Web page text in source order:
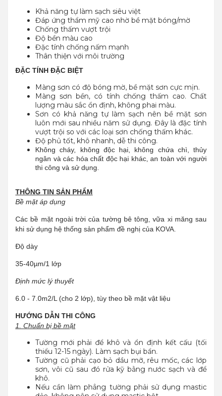
Khả năng tự làm sạch siêu việt
Đáp ứng thẩm mỹ cao nhờ bề mặt bóng/mờ
Chống thấm vượt trội
Độ bền màu cao
Đặc tính chống nấm mạnh
Thân thiện với môi trường
ĐẶC TÍNH ĐẶC BIỆT
Màng sơn có độ bóng mờ, bề mặt sơn cực mịn.
Màng sơn bền, có tính chống thấm cao. Chất
lượng màu sắc ổn định, không phai màu.
Sơn có khả năng tự làm sạch nên bề mặt sơn
luôn mới sau nhiều năm sử dụng. Đây là đặc tính
vượt trội so với các loại sơn chống thấm khác.
Độ phủ tốt, khô nhanh, dễ thi công.
Không cháy, không độc hại, không chứa chì, thủy
ngân và các hóa chất độc hại khác, an toàn với người
thi công và sử dụng.
THÔNG TIN SẢN PHẨM
Bề mặt áp dụng
Các bề mặt ngoài trời của tường bê tông, vữa xi măng sau
khi sử dụng hệ thống sản phẩm đề nghị của KOVA.
Độ dày
35-40µm/1 lớp
Định mức lý thuyết
6.0 - 7.0m2/L (cho 2 lớp), tùy theo bề mặt vật liệu
HƯỚNG DẪN THI CÔNG
1. Chuẩn bị bề mặt
Tường mới phải để khô và ổn định kết cấu (tối
thiểu 12-15 ngày). Làm sạch bụi bẩn.
Tường cũ phải cạo bỏ dầu mỡ, rêu mốc, các lớp
sơn, vôi cũ sau đó rửa kỹ bằng nước sạch và để
khô.
Nếu cần làm phẳng tường phải sử dụng mastic